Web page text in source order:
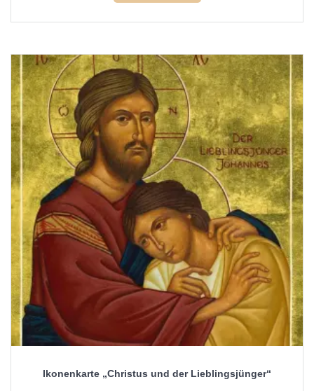
Ikonenkarte „Christus und der Lieblingsjünger“